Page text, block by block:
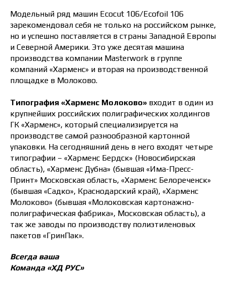
Модельный ряд машин Ecocut 106/Ecofoil 106
зарекомендовал себя не только на российском рынке,
но и успешно поставляется в страны Западной Европы
и Северной Америки. Это уже десятая машина
производства компании Masterwork в группе
компаний «Харменс» и вторая на производственной
площадке в Молоково.
Типография «Харменс Молоково» входит в один из
крупнейших российских полиграфических холдингов
ГК «Харменс», который специализируется на
производстве самой разнообразной картонной
упаковки. На сегодняшний день в него входят четыре
типографии – «Харменс Бердск» (Новосибирская
область), «Харменс Дубна» (бывшая «Има-Пресс-
Принт» Московская область, «Харменс Белореченск»
(бывшая «Садко», Краснодарский край), «Харменс
Молоково» (бывшая «Молоковская картонажно-
полиграфическая фабрика», Московская область), а
так же заводы по производству полиэтиленовых
пакетов «ГринПак».
Всегда ваша
Команда «ХД РУС»